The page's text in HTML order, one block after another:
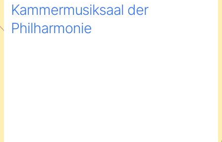
Kammermusiksaal der
Philharmonie